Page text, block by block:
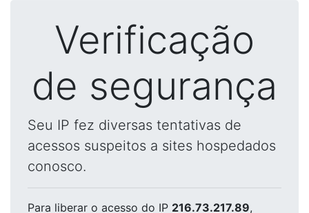
Verificação
de segurança
Seu IP fez diversas tentativas de
acessos suspeitos a sites hospedados
conosco.
Para liberar o acesso do IP 216.73.217.89,